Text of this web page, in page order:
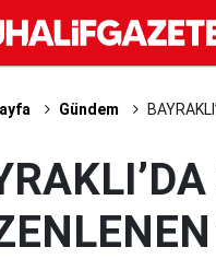
Gündem